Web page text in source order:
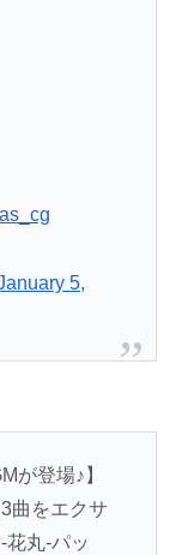
5,
が登場♪】
曲をエクサ
丸-パッ